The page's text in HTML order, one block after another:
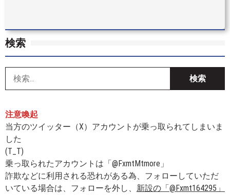
検索
注意喚起
当方のツイッター（X）アカウントが乗っ取られてしまいま
した
(T_T)
乗っ取られたアカウントは「@FxmtMtmore」
詐欺などに利用される恐れがある為、フォローしていただ
いている場合は、フォローを外し、 新設の「@Fxmt164295」